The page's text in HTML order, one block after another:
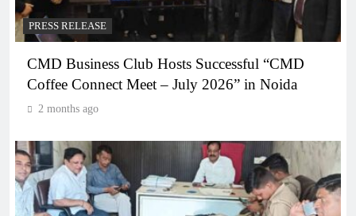
PRESS RELEASE
CMD Business Club Hosts Successful “CMD
Coffee Connect Meet – July 2026” in Noida
2 months ago